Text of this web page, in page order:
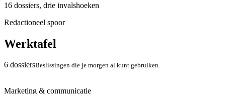
16 dossiers, drie invalshoeken
Redactioneel spoor
Werktafel
6 dossiersBeslissingen die je morgen al kunt gebruiken.
Marketing & communicatie